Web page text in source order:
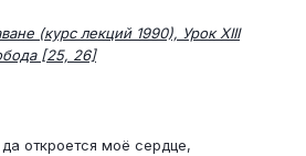
(курс лекций 1990), Урок ХIII
[25, 26]
откроется моё сердце,